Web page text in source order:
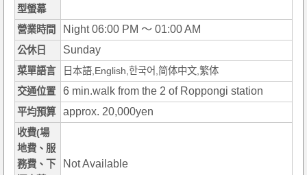
型螢幕
營業時間 Night 06:00 PM ～ 01:00 AM
公休日 Sunday
菜單語言
日本語,English,한국어,简体中文,繁体
交通位置
6 min.walk from the 2 of Roppongi station
平均預算 approx. 20,000yen
收費(場
地費、服
務費、下
Not Available